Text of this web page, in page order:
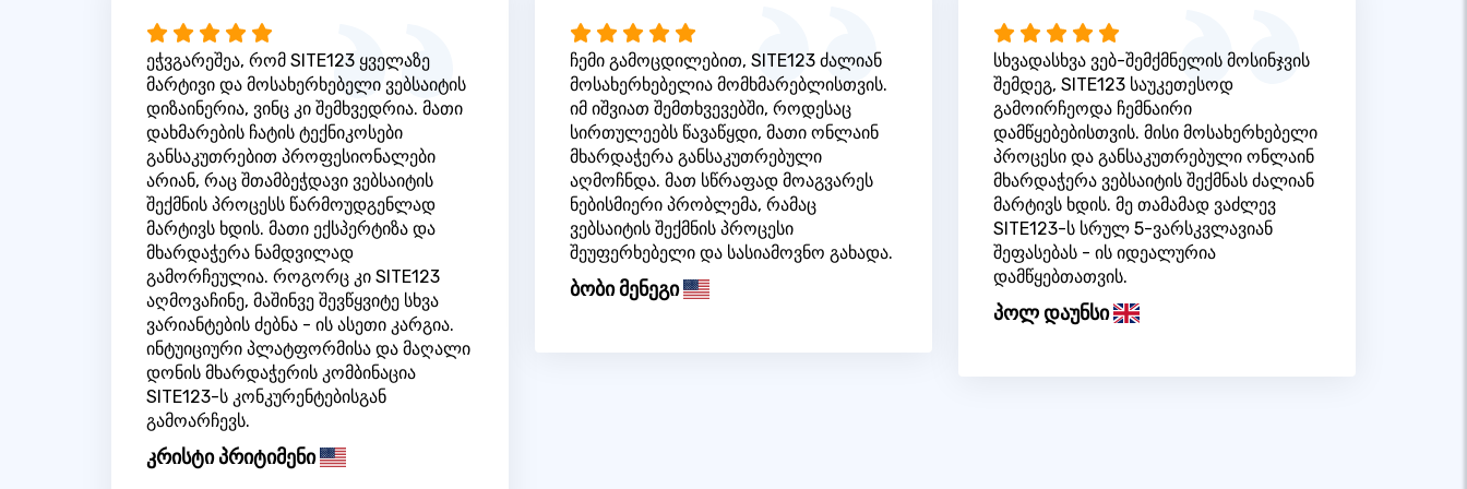
ეჭვგარეშეა, რომ SITE123 ყველაზე
მარტივი და მოსახერხებელი ვებსაიტის
დიზაინერია, ვინც კი შემხვედრია. მათი
დახმარების ჩატის ტექნიკოსები
განსაკუთრებით პროფესიონალები
არიან, რაც შთამბეჭდავი ვებსაიტის
შექმნის პროცესს წარმოუდგენლად
მარტივს ხდის. მათი ექსპერტიზა და
მხარდაჭერა ნამდვილად
გამორჩეულია. როგორც კი SITE123
აღმოვაჩინე, მაშინვე შევწყვიტე სხვა
ვარიანტების ძებნა - ის ასეთი კარგია.
ინტუიციური პლატფორმისა და მაღალი
დონის მხარდაჭერის კომბინაცია
SITE123-ს კონკურენტებისგან
გამოარჩევს.
კრისტი პრიტიმენი
ჩემი გამოცდილებით, SITE123 ძალიან
მოსახერხებელია მომხმარებლისთვის.
იმ იშვიათ შემთხვევებში, როდესაც
სირთულეებს წავაწყდი, მათი ონლაინ
მხარდაჭერა განსაკუთრებული
აღმოჩნდა. მათ სწრაფად მოაგვარეს
ნებისმიერი პრობლემა, რამაც
ვებსაიტის შექმნის პროცესი
შეუფერხებელი და სასიამოვნო გახადა.
ბობი მენეგი
სხვადასხვა ვებ-შემქმნელის მოსინჯვის
შემდეგ, SITE123 საუკეთესოდ
გამოირჩეოდა ჩემნაირი
დამწყებებისთვის. მისი მოსახერხებელი
პროცესი და განსაკუთრებული ონლაინ
მხარდაჭერა ვებსაიტის შექმნას ძალიან
მარტივს ხდის. მე თამამად ვაძლევ
SITE123-ს სრულ 5-ვარსკვლავიან
შეფასებას - ის იდეალურია
დამწყებთათვის.
პოლ დაუნსი